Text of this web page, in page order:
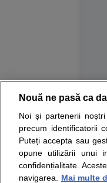
Nouă ne pasă ca
Noi și partenerii noștri
precum identificatorii
Puteți accepta sau
opune utilizării unui
confidențialitate.
navigarea.
Mai multe